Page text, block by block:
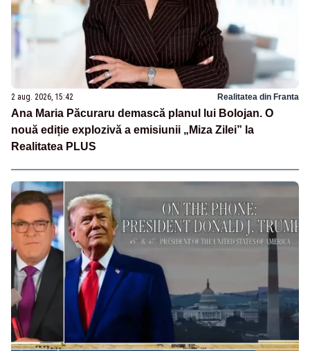
2 aug. 2026, 15:42 Realitatea din Franta
Ana Maria Păcuraru demască planul lui Bolojan. O
nouă ediție explozivă a emisiunii „Miza Zilei” la
Realitatea PLUS